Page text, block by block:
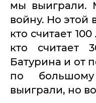
мы выиграли.
войну. Но этой
кто считает
кто считает
Батурина и от
по
выиграли, но